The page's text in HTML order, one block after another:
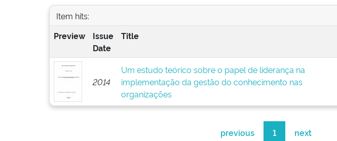
Item hits:
Preview
Issue
Date
Title
2014
Um estudo teórico sobre o papel de liderança na
implementação da gestão do conhecimento nas
organizações
previous 1 next